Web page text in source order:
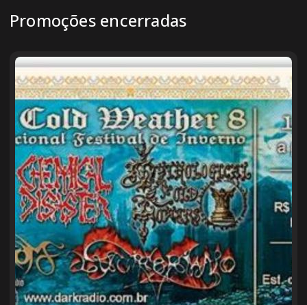
Promoções encerradas